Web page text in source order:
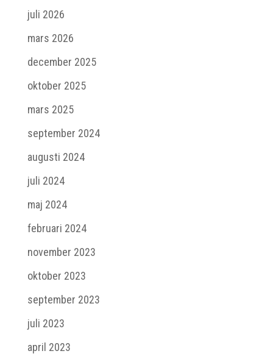
juli 2026
mars 2026
december 2025
oktober 2025
mars 2025
september 2024
augusti 2024
juli 2024
maj 2024
februari 2024
november 2023
oktober 2023
september 2023
juli 2023
april 2023